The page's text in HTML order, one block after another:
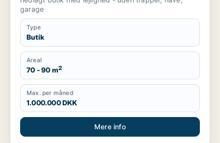
garage
Type
Butik
Areal
70 - 90 m2
Max. per måned
1.000.000 DKK
Mere info